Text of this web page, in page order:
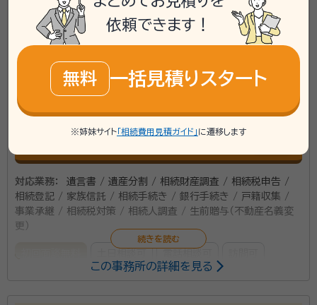
発生してから慌てて対応されます。 こうならぬよう、本
当は生前中から信頼できる専門家に相続を相談したほ
た専門家がいないのもまた事実です。そのため、相談し
たくても相談できぬまま、もっと言えば、何を相談して
いいかも分からぬまま、相続が発生してしまったという
のが実態ではないでしょうか。 そんな相続について相
談できる知り合いがいない方々に弊事務所は寄り添い
務所が多いですが、埼玉県にはまだまだ少ないです。弊
事務所は大宮駅に事務所を構えているので、利便性も
良いため、埼玉県のお客様は、是非お気軽にお問い合わ
相続を、お客様目線に立ち、なるべく平易で分かりやす
資格等：税理士
所属団体：
ー、さいたま商工会議所、倫理法人会
JR埼京線戸田駅 西口徒歩１分
所在地
埼玉県戸田市大字新曽422番地1ハーモニープラザ
201
お電話でのご相談
Web相談も受付中
対応業務：
遺言書 / 遺産分割 / 相続財産調査 / 相続税申告 /
相続登記 / 家族信託 / 相続手続き / 銀行手続き / 戸籍収集 /
事業承継 / 相続税対策 / 相続人調査 / 生前贈与（不動産名義変
更）
この事務所の詳細を見る
依頼できます！
無料 一括見積りスタート
※姉妹サイト 「相続費用見積ガイド」 に遷移します